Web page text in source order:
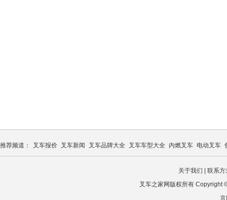
推荐频道： 叉车报价 叉车新闻 叉车品牌大全 叉车车型大全 内燃叉车 电动叉车
关于我们
联系方
叉车之家网版权所有 Copyright